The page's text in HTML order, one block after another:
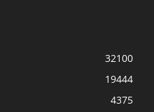
32100
19444
4375